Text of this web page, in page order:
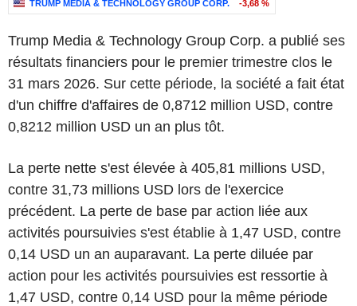
TRUMP MEDIA & TECHNOLOGY GROUP CORP. -3,68 %
Trump Media & Technology Group Corp. a publié ses
résultats financiers pour le premier trimestre clos le
31 mars 2026. Sur cette période, la société a fait état
d'un chiffre d'affaires de 0,8712 million USD, contre
0,8212 million USD un an plus tôt.
La perte nette s'est élevée à 405,81 millions USD,
contre 31,73 millions USD lors de l'exercice
précédent. La perte de base par action liée aux
activités poursuivies s'est établie à 1,47 USD, contre
0,14 USD un an auparavant. La perte diluée par
action pour les activités poursuivies est ressortie à
1,47 USD, contre 0,14 USD pour la même période